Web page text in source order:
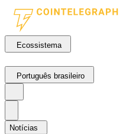
Ecossistema
Português brasileiro
Notícias